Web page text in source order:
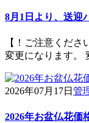
8月1日より、送迎
【！ご注意くだ
変更になります。
2026年07月17日 管
2026年お盆仏花価